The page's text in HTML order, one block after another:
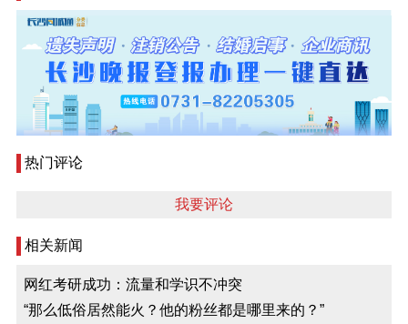
热门评论
我要评论
相关新闻
网红考研成功：流量和学识不冲突
“那么低俗居然能火？他的粉丝都是哪里来的？”